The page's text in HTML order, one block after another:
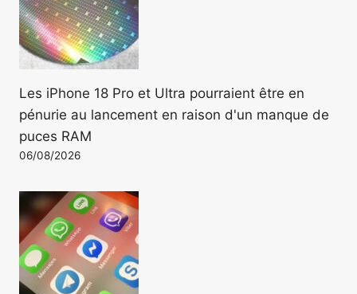
Les iPhone 18 Pro et Ultra pourraient être en
pénurie au lancement en raison d'un manque de
puces RAM
06/08/2026